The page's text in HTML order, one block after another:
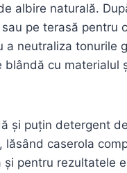
albire naturală.
pe terasă pentru
a neutraliza tonurile
blândă cu
și puțin detergent
lăsând caserola
și pentru rezultatele